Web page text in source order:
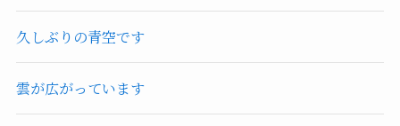
久しぶりの青空です
雲が広がっています